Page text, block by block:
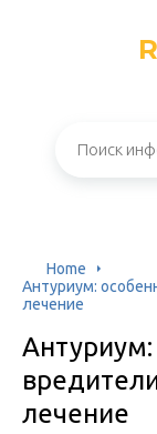
Home
Антуриум:
лечение
Антуриум:
лечение